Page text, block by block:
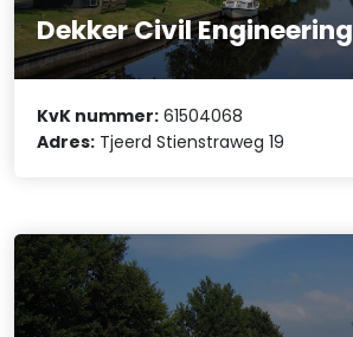
Dekker Civil Engineering
KvK nummer: 61504068
Adres: Tjeerd Stienstraweg 19